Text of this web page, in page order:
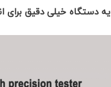
یه دستگاه خیلی دقیق برای